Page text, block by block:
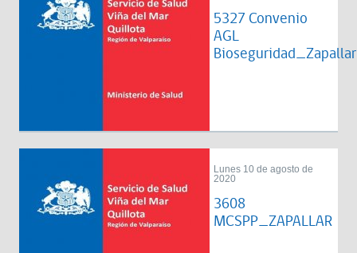
5327 Convenio
AGL
Bioseguridad_Zapallar
Lunes 10 de agosto de
2020
3608
MCSPP_ZAPALLAR